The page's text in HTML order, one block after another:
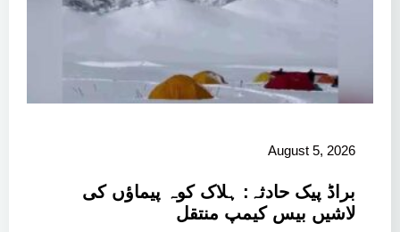
August 5, 2026
براڈ پیک حادثہ: ہلاک کوہ پیماؤں کی
لاشیں بیس کیمپ منتقل